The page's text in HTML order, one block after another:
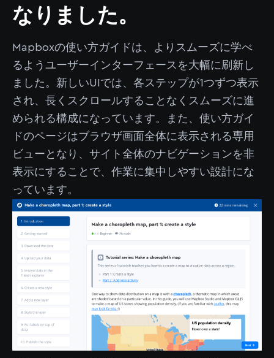
なりました。
Mapboxの使い方ガイドは、よりスムーズに学べ
るようユーザーインターフェースを大幅に刷新し
ました。新しいUIでは、各ステップが1つずつ表示
され、長くスクロールすることなくスムーズに進
められる構成になっています。また、使い方ガイ
ドのページはブラウザ画面全体に表示される専用
ビューとなり、サイト全体のナビゲーションを非
表示にすることで、作業に集中しやすい設計にな
っています。